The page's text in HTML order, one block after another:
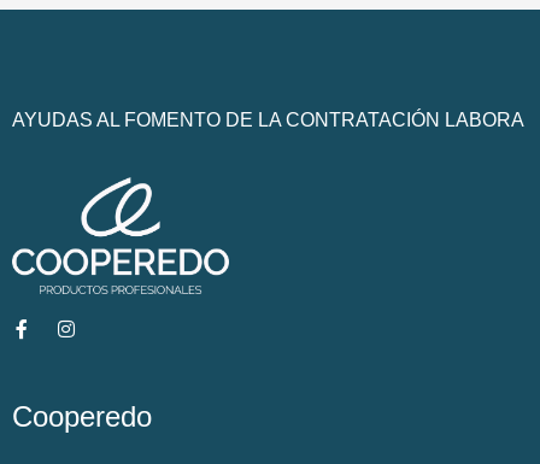
AYUDAS AL FOMENTO DE LA CONTRATACIÓN LABORA
Cooperedo